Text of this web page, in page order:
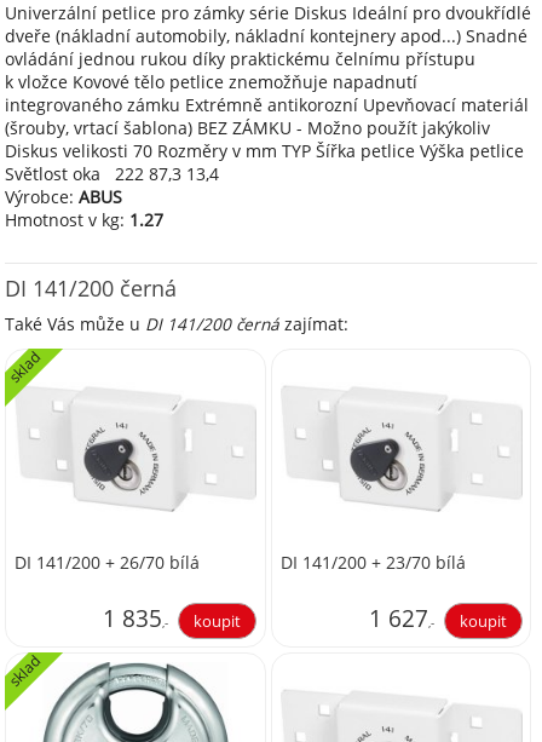
Univerzální petlice pro zámky série Diskus Ideální pro dvoukřídlé
dveře (nákladní automobily, nákladní kontejnery apod...) Snadné
ovládání jednou rukou díky praktickému čelnímu přístupu
k vložce Kovové tělo petlice znemožňuje napadnutí
integrovaného zámku Extrémně antikorozní Upevňovací materiál
(šrouby, vrtací šablona) BEZ ZÁMKU - Možno použít jakýkoliv
Diskus velikosti 70 Rozměry v mm TYP Šířka petlice Výška petlice
Světlost oka 222 87,3 13,4
Výrobce:ABUS
Hmotnost v kg: 1.27
DI 141/200 černá
Také Vás může u DI 141/200 černá zajímat:
DI 141/200 + 26/70 bílá
sklad
1 835,-
1 516,53
DI 141/200 + 23/70 bílá
1 627 ,-
sklad